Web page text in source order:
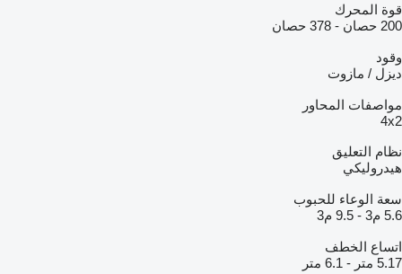
قوة المحرك
200 حصان
- 378 حصان
وقود
ديزل / مازوت
مواصفات المحاور
4x2
نظام التعليق
هيدروليكي
سعة الوعاء للحبوب
5.6 م3
- 9.5 م3
اتساع الخطف
5.17 متر
- 6.1 متر